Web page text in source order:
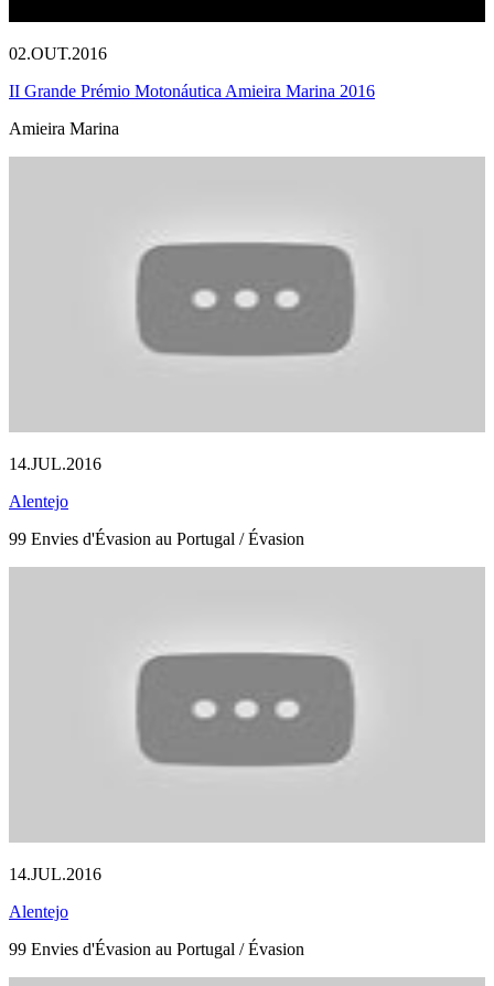
02.OUT.2016
II Grande Prémio Motonáutica Amieira Marina 2016
Amieira Marina
14.JUL.2016
Alentejo
99 Envies d'Évasion au Portugal / Évasion
14.JUL.2016
Alentejo
99 Envies d'Évasion au Portugal / Évasion